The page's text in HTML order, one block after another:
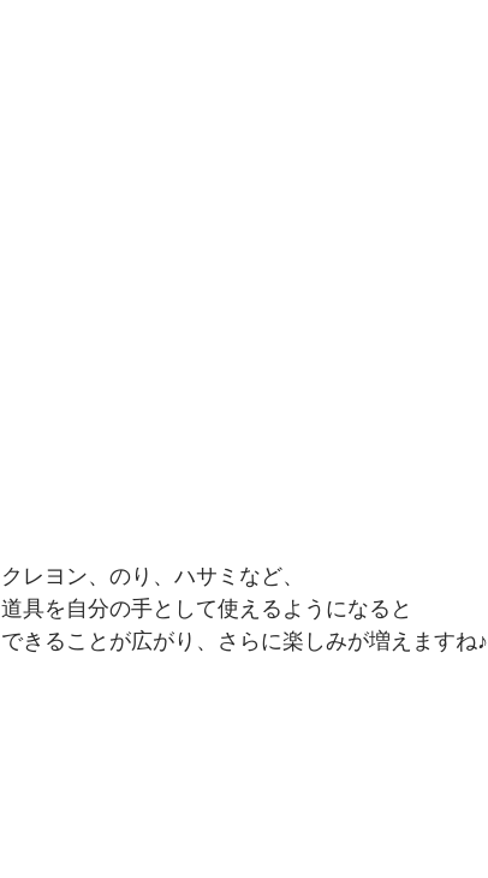
クレヨン、のり、ハサミなど、
道具を自分の手として使えるようになると
できることが広がり、さらに楽しみが増えますね♪